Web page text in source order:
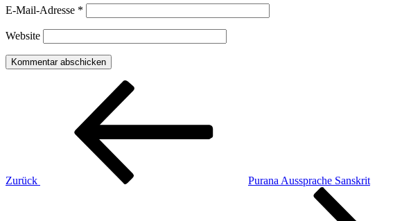
E-Mail-Adresse *
Website
Beitragsnavigation
Zurück
Purana Aussprache Sanskrit